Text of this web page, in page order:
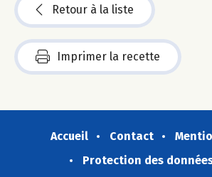
Retour à la liste
Imprimer la recette
Accueil Contact
Protection des